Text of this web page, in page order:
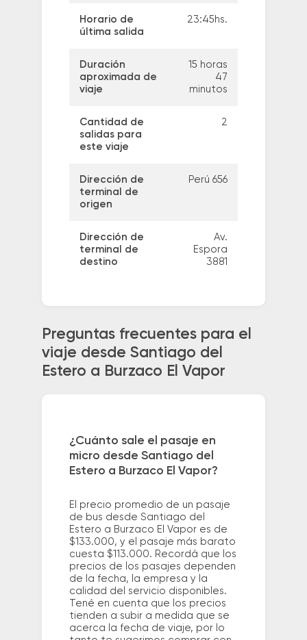
Horario de
última salida
23:45hs.
Duración
aproximada de
viaje
15 horas
47
minutos
Cantidad de
salidas para
este viaje
2
Dirección de
terminal de
origen
Perú 656
Dirección de
terminal de
destino
Av.
Espora
3881
Preguntas frecuentes para el
viaje desde Santiago del
Estero a Burzaco El Vapor
¿Cuánto sale el pasaje en
micro desde Santiago del
Estero a Burzaco El Vapor?
El precio promedio de un pasaje
de bus desde Santiago del
Estero a Burzaco El Vapor es de
$133.000, y el pasaje más barato
cuesta $113.000. Recordá que los
precios de los pasajes dependen
de la fecha, la empresa y la
calidad del servicio disponibles.
Tené en cuenta que los precios
tienden a subir a medida que se
acerca la fecha de viaje, por lo